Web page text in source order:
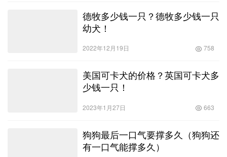
德牧多少钱一只？德牧多少钱一只
幼犬！
2022年12月19日 758
美国可卡犬的价格？英国可卡犬多
少钱一只！
2023年1月27日 663
狗狗最后一口气要撑多久（狗狗还
有一口气能撑多久）